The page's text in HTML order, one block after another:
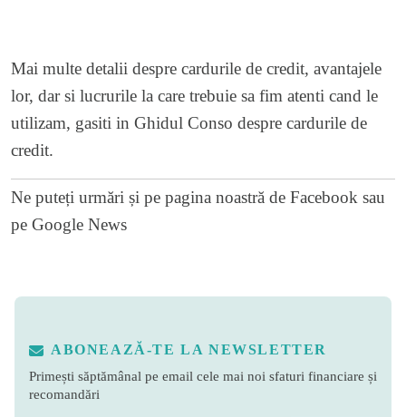
Mai multe detalii despre cardurile de credit, avantajele
lor, dar si lucrurile la care trebuie sa fim atenti cand le
utilizam, gasiti in Ghidul Conso despre cardurile de
credit.
Ne puteți urmări și pe pagina noastră de Facebook sau
pe Google News
ABONEAZĂ-TE LA NEWSLETTER
Primești săptămânal pe email cele mai noi sfaturi financiare și
recomandări